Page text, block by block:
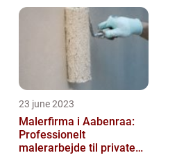
23 june 2023
Malerfirma i Aabenraa:
Professionelt
malerarbejde til private